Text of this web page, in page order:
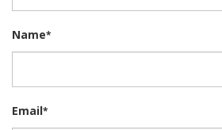
Name*
Email*